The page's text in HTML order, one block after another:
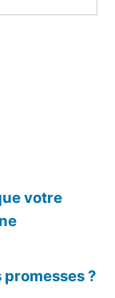
votre
?